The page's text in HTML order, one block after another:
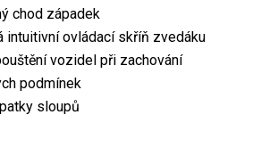
chod západek
intuitivní ovládací skříň zvedáku
vozidel při zachování
podmínek
sloupů